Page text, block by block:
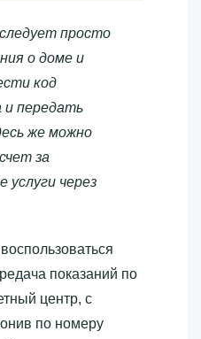
просто
о доме и
код
и передать
же можно
за
услуги через
показаний по
центр, с
по номеру